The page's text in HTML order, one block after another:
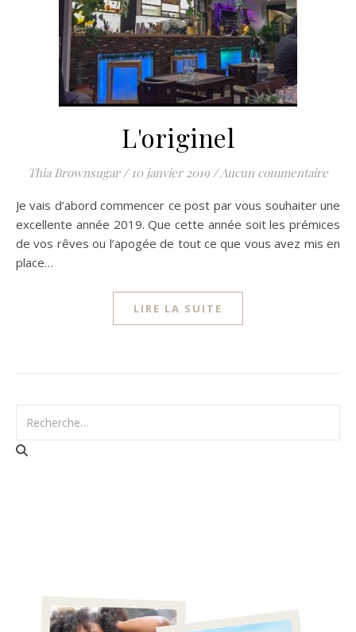
L'originel
Thia Brownsugar / 10 janvier 2019 /Aucun commentaire
Je vais d’abord commencer ce post par vous souhaiter une
excellente année 2019. Que cette année soit les prémices
de vos rêves ou l’apogée de tout ce que vous avez mis en
place…
LIRE LA SUITE